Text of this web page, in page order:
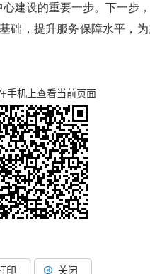
建设的重要一步。下一步
础，提升服务保障水平，
手机上查看当前页面
印 关闭